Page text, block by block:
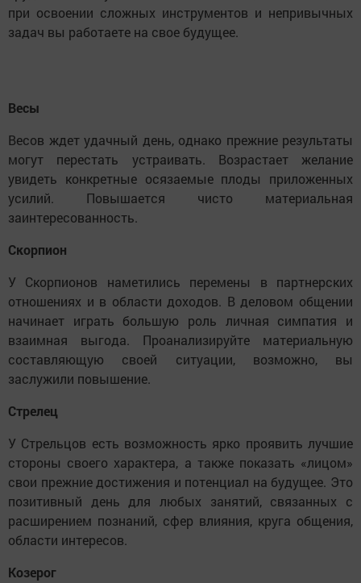
при освоении сложных инструментов и непривычных
задач вы работаете на свое будущее.
Весы
Весов ждет удачный день, однако прежние результаты
могут перестать устраивать. Возрастает желание
увидеть конкретные осязаемые плоды приложенных
усилий. Повышается чисто материальная
заинтересованность.
Скорпион
У Скорпионов наметились перемены в партнерских
отношениях и в области доходов. В деловом общении
начинает играть большую роль личная симпатия и
взаимная выгода. Проанализируйте материальную
составляющую своей ситуации, возможно, вы
заслужили повышение.
Стрелец
У Стрельцов есть возможность ярко проявить лучшие
стороны своего характера, а также показать «лицом»
свои прежние достижения и потенциал на будущее. Это
позитивный день для любых занятий, связанных с
расширением познаний, сфер влияния, круга общения,
области интересов.
Козерог